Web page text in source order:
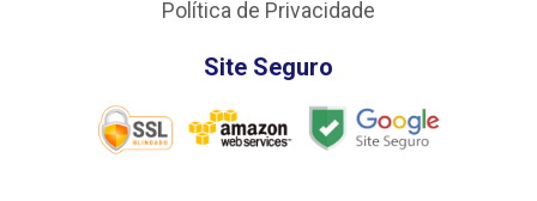
Política de Privacidade
Site Seguro